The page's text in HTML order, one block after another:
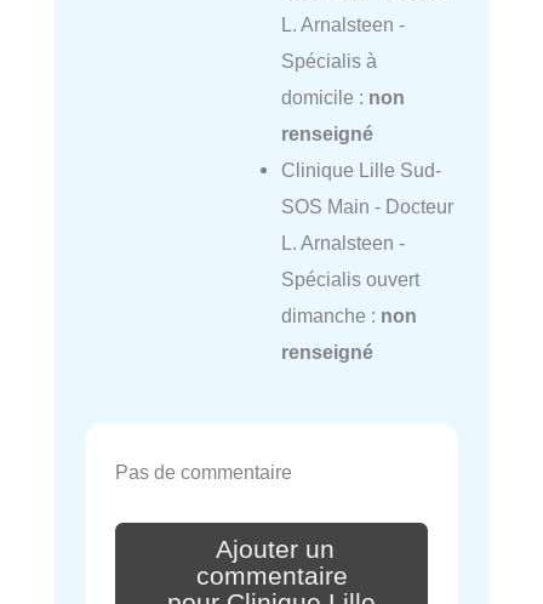
L. Arnalsteen -
Spécialis à
domicile : non
renseigné
Clinique Lille Sud-
SOS Main - Docteur
L. Arnalsteen -
Spécialis ouvert
dimanche : non
renseigné
Pas de commentaire
Ajouter un
commentaire